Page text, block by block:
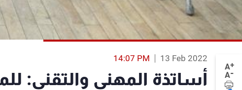
A+
A-
13 Feb 2022
14:07 PM
أساتذة المهني والتقني: